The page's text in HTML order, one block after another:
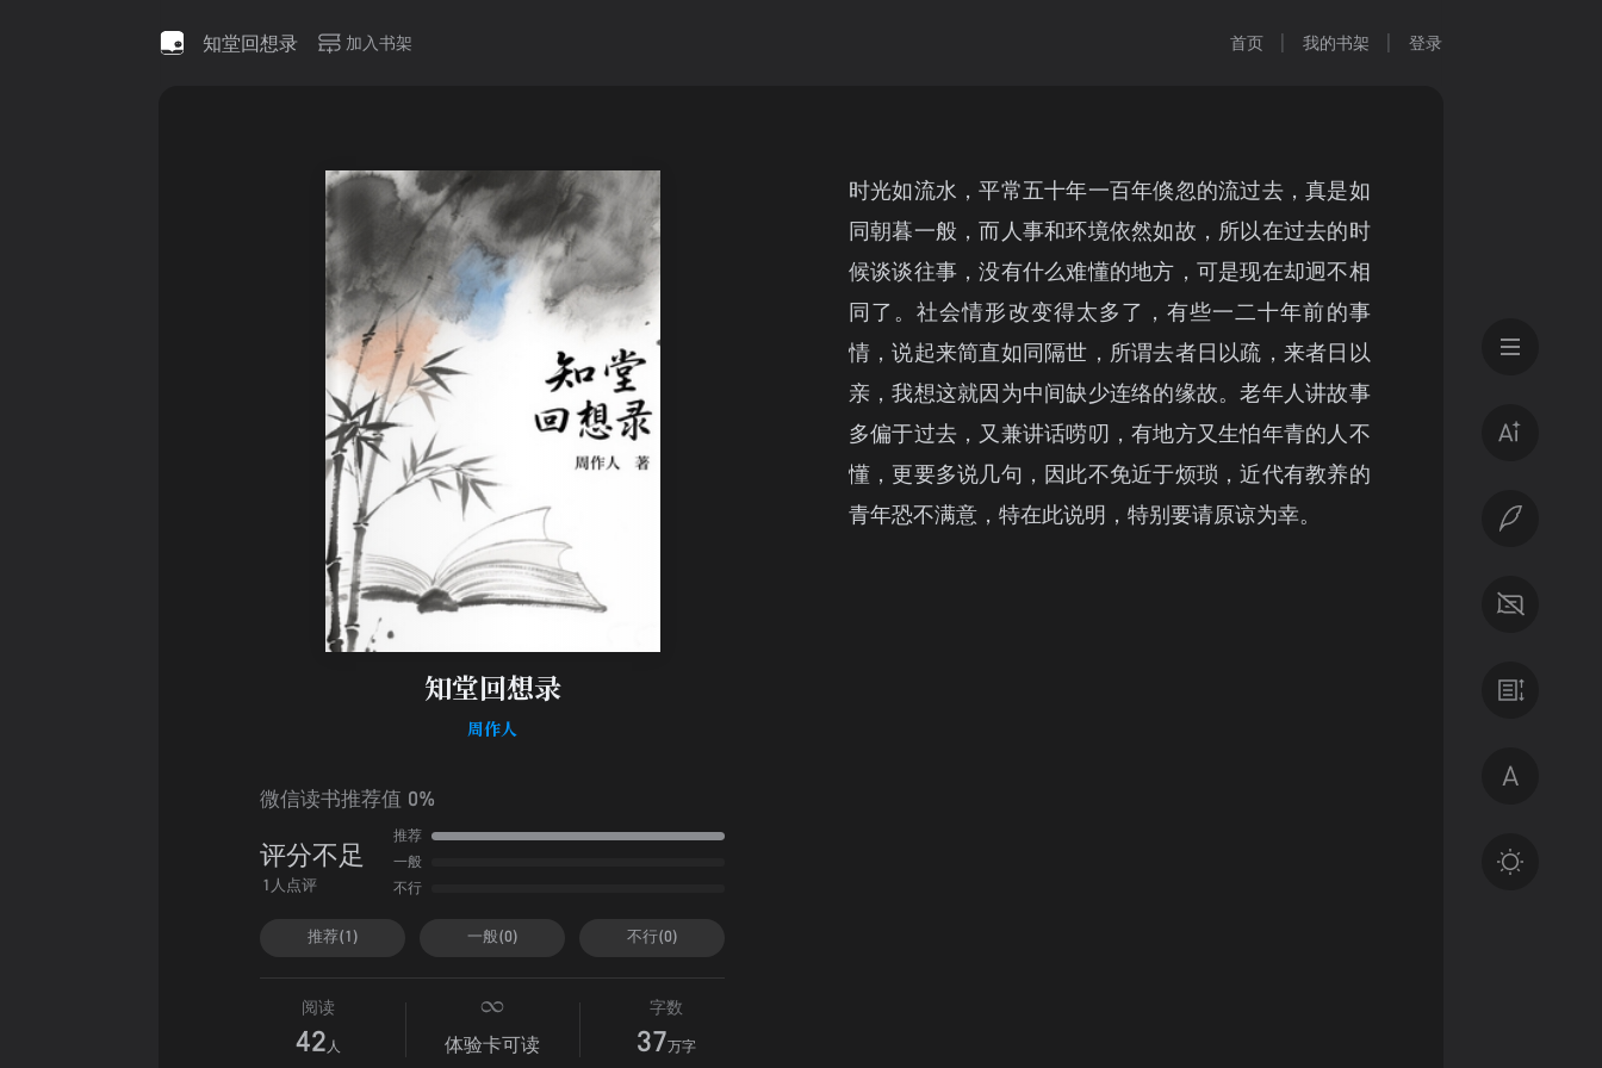
知堂回想录 加入书架 首页 我的书架 登录
知堂回想录
周作人
微信读书推荐值 0%
评分不足
1人点评
推荐
一般
不行
推荐(1) 一般(0) 不行(0)
阅读
42 人 体验卡可读
字数
37万字
时光如流水，平常五十年一百年倏忽的流过去，真是如
同朝暮一般，而人事和环境依然如故，所以在过去的时
候谈谈往事，没有什么难懂的地方，可是现在却迥不相
同了。社会情形改变得太多了，有些一二十年前的事
情，说起来简直如同隔世，所谓去者日以疏，来者日以
亲，我想这就因为中间缺少连络的缘故。老年人讲故事
多偏于过去，又兼讲话唠叨，有地方又生怕年青的人不
懂，更要多说几句，因此不免近于烦琐，近代有教养的
青年恐不满意，特在此说明，特别要请原谅为幸。